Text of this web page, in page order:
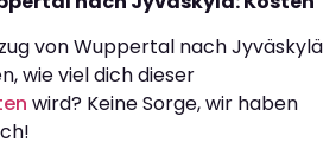
von Wuppertal nach Jyväskylä
wie viel dich dieser
wird? Keine Sorge, wir haben